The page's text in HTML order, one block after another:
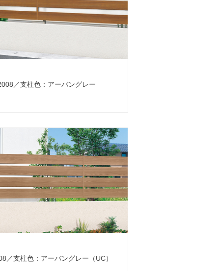
／支柱色：アーバングレー
／支柱色：アーバングレー（UC）